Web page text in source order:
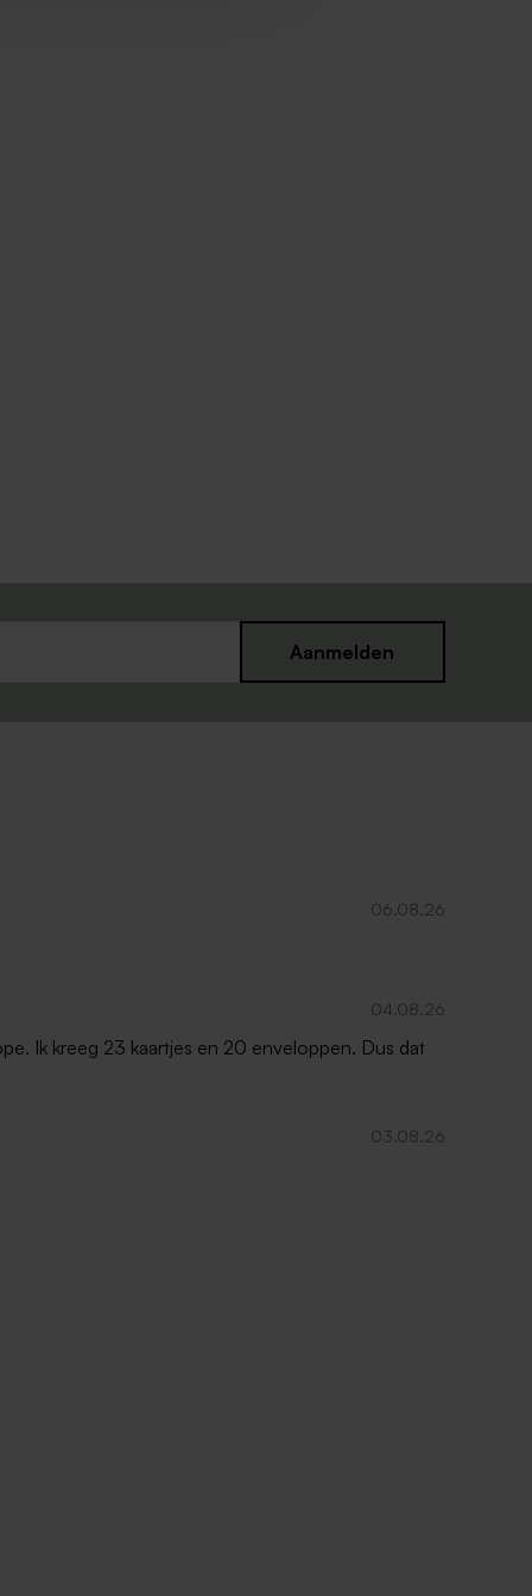
Aanmelden
06.08.26
04.08.26
Ik kreeg 23 kaartjes en 20 enveloppen. Dus dat
03.08.26